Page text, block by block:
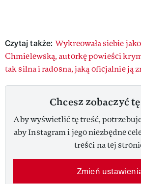
Czytaj także: Wykreowała siebie
Chmielewską, autorkę powieści
tak silna i radosna, jaką oficjalnie ją
Chcesz zobaczyć
Aby wyświetlić tę treść,
aby Instagram i jego niezbędne
treści na tej
Zmień